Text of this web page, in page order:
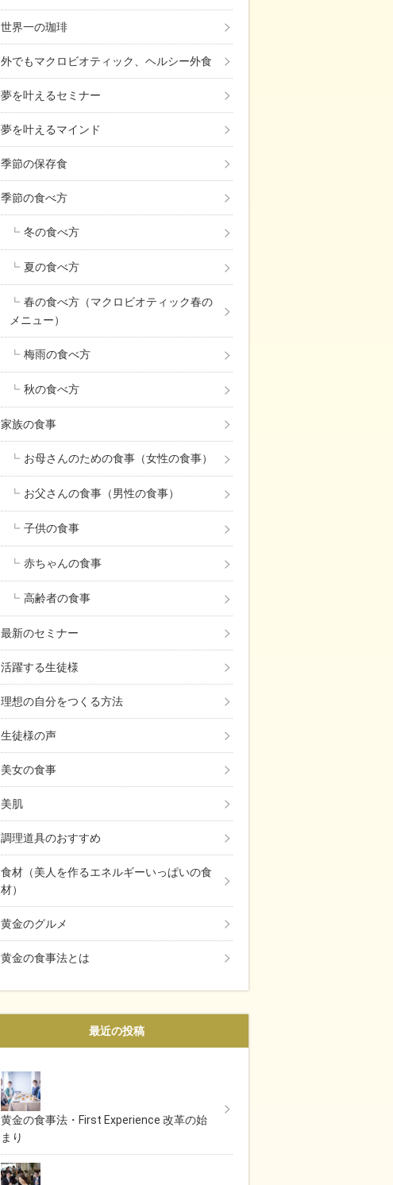
世界一の珈琲
外でもマクロビオティック、ヘルシー外食
夢を叶えるセミナー
夢を叶えるマインド
季節の保存食
季節の食べ方
冬の食べ方
夏の食べ方
春の食べ方（マクロビオティック春の
メニュー）
梅雨の食べ方
秋の食べ方
家族の食事
お母さんのための食事（女性の食事）
お父さんの食事（男性の食事）
子供の食事
赤ちゃんの食事
高齢者の食事
最新のセミナー
活躍する生徒様
理想の自分をつくる方法
生徒様の声
美女の食事
美肌
調理道具のおすすめ
食材（美人を作るエネルギーいっぱいの食
材）
黄金のグルメ
黄金の食事法とは
最近の投稿
黄金の食事法・First Experience 改革の始
まり